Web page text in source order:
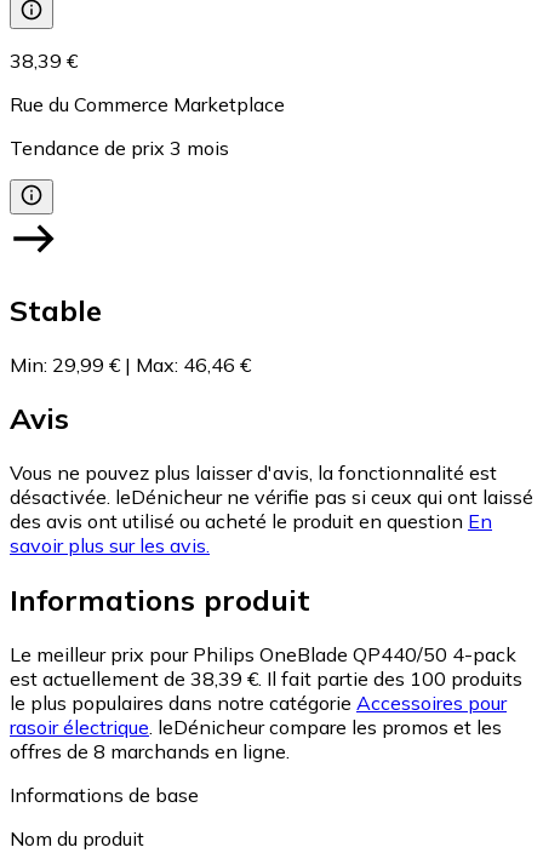
38,39 €
Rue du Commerce Marketplace
Tendance de prix 3 mois
Stable
Min: 29,99 € | Max: 46,46 €
Avis
Vous ne pouvez plus laisser d'avis, la fonctionnalité est
désactivée. leDénicheur ne vérifie pas si ceux qui ont laissé
des avis ont utilisé ou acheté le produit en question En
savoir plus sur les avis.
Informations produit
Le meilleur prix pour Philips OneBlade QP440/50 4-pack
est actuellement de 38,39 €. Il fait partie des 100 produits
le plus populaires dans notre catégorie Accessoires pour
rasoir électrique. leDénicheur compare les promos et les
offres de 8 marchands en ligne.
Informations de base
Nom du produit